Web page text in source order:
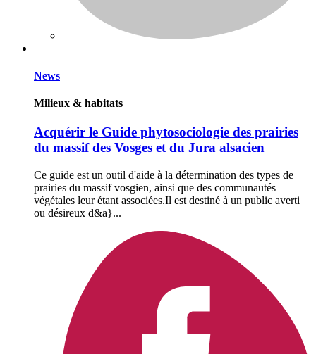
News
Milieux & habitats
Acquérir le Guide phytosociologie des prairies
du massif des Vosges et du Jura alsacien
Ce guide est un outil d'aide à la détermination des types de
prairies du massif vosgien, ainsi que des communautés
végétales leur étant associées.Il est destiné à un public averti
ou désireux d&a}...